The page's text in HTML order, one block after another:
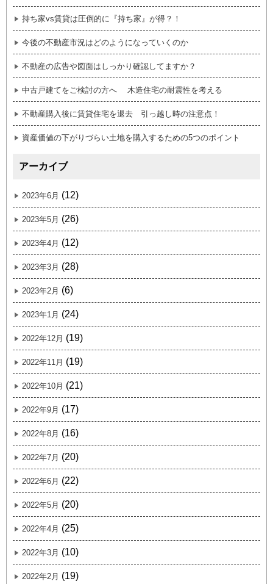
持ち家vs賃貸は圧倒的に『持ち家』が得？！
今後の不動産市況はどのようになっていくのか
不動産の広告や図面はしっかり確認してますか？
中古戸建てをご検討の方へ 木造住宅の耐震性を考える
不動産購入後に賃貸住宅を退去 引っ越し時の注意点！
資産価値の下がりづらい土地を購入するための5つのポイント
アーカイブ
2023年6月 (12)
2023年5月 (26)
2023年4月 (12)
2023年3月 (28)
2023年2月 (6)
2023年1月 (24)
2022年12月 (19)
2022年11月 (19)
2022年10月 (21)
2022年9月 (17)
2022年8月 (16)
2022年7月 (20)
2022年6月 (22)
2022年5月 (20)
2022年4月 (25)
2022年3月 (10)
2022年2月 (19)